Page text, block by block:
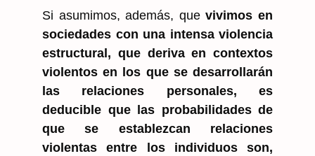
Si asumimos, además, quevivimos en
sociedades con una intensa violencia
estructural, que deriva en contextos
violentos en los que se desarrollarán
las relaciones personales, es
deducible que las probabilidades de
que se establezcan relaciones
violentas entre los individuos son,